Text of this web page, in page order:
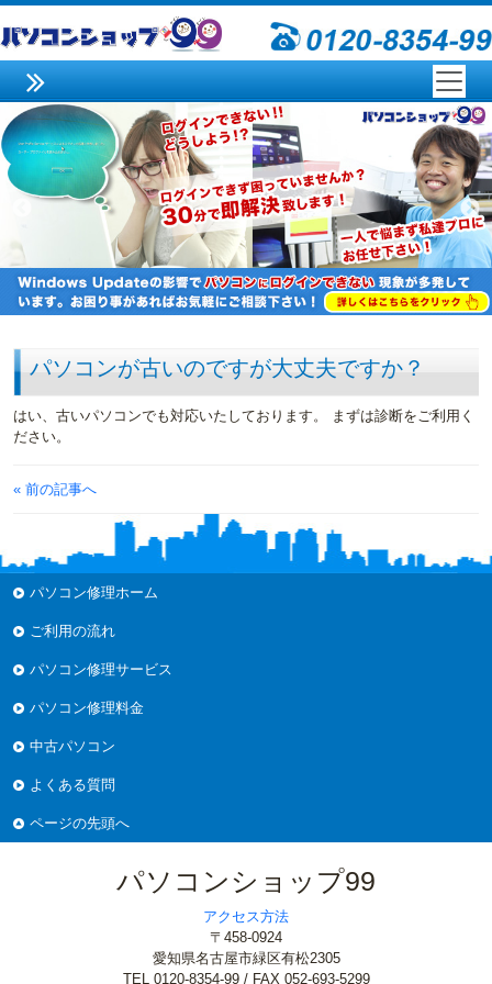
パソコンが古いのですが大丈夫ですか？
はい、古いパソコンでも対応いたしております。 まずは診断をご利用く
ださい。
« 前の記事へ
パソコン修理ホーム
ご利用の流れ
パソコン修理サービス
パソコン修理料金
中古パソコン
よくある質問
ページの先頭へ
パソコンショップ99
アクセス方法
〒458-0924
愛知県名古屋市緑区有松2305
TEL 0120-8354-99 / FAX 052-693-5299